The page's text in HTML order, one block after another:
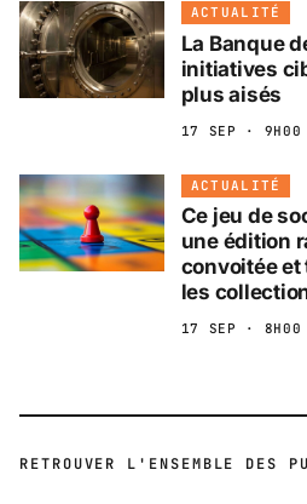
ACTUALITÉ
La Banque
initiatives
plus aisés
17 SEP · 9H00
ACTUALITÉ
Ce jeu de
une édition
convoitée
les
17 SEP · 8H00
RETROUVER L'ENSEMBLE DES